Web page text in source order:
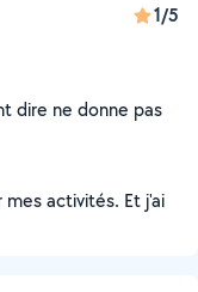
1/5
dire ne donne pas
activités. Et j'ai